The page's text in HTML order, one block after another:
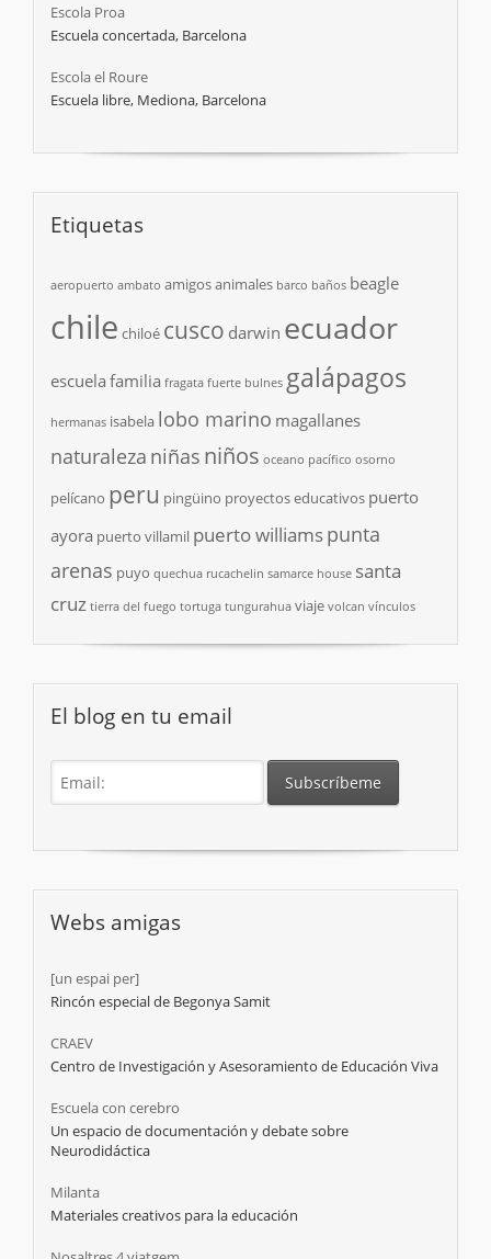
Escola Proa
Escuela concertada, Barcelona
Escola el Roure
Escuela libre, Mediona, Barcelona
Etiquetas
aeropuerto ambato amigosanimales barco baños beagle
chile chiloé cusco darwin ecuador
escuela familia fragata fuerte bulnes galápagos
hermanas isabela lobo marino magallanes
naturaleza niñas niños oceano pacífico osorno
pelícano peru pingüino proyectos educativos puerto
ayora puerto villamil puerto williamspunta
arenas puyo quechua rucachelin samarce house santa
cruz tierra del fuego tortuga tungurahua viaje volcan vínculos
El blog en tu email
Webs amigas
[un espai per]
Rincón especial de Begonya Samit
CRAEV
Centro de Investigación y Asesoramiento de Educación Viva
Escuela con cerebro
Un espacio de documentación y debate sobre
Neurodidáctica
Milanta
Materiales creativos para la educación